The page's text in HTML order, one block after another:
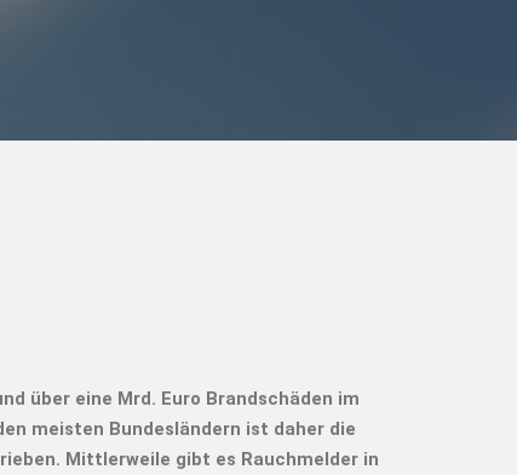
über eine Mrd. Euro Brandschäden im
meisten Bundesländern ist daher die
Mittlerweile gibt es Rauchmelder in